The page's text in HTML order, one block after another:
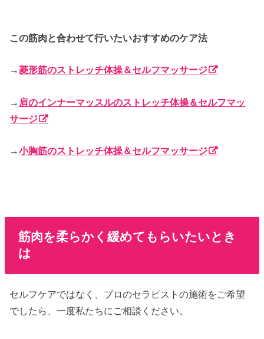
この筋肉と合わせて行いたいおすすめのケア法
→菱形筋のストレッチ体操＆セルフマッサージ
→ 肩のインナーマッスルのストレッチ体操＆セルフマッ
サージ
→小胸筋のストレッチ体操＆セルフマッサージ
筋肉を柔らかく緩めてもらいたいとき
は
セルフケアではなく、プロのセラピストの施術をご希望
でしたら、一度私たちにご相談ください。